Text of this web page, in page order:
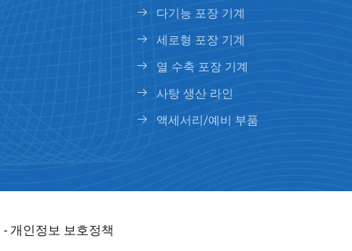
다기능 포장 기계
세로형 포장 기계
열 수축 포장 기계
사탕 생산 라인
액세서리/예비 부품
- 개인정보 보호정책